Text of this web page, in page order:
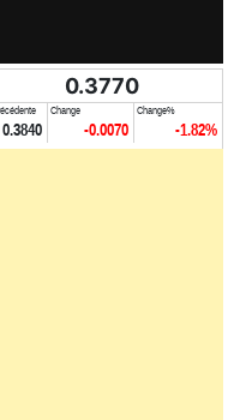
0.3770
0.3840
Change
-0.0070
Change%
-1.82%